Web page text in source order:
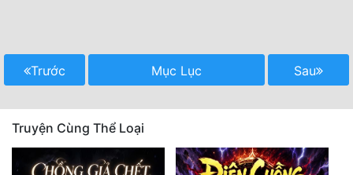
Trước Mục Lục Sau
Truyện Cùng Thể Loại